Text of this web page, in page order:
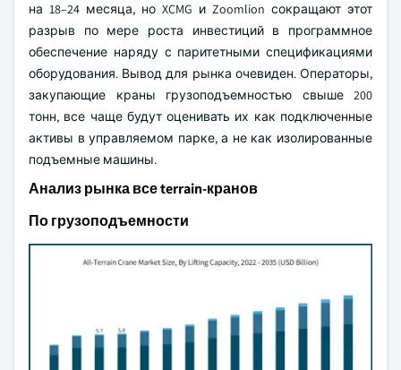
на 18–24 месяца, но XCMG и Zoomlion сокращают этот
разрыв по мере роста инвестиций в программное
обеспечение наряду с паритетными спецификациями
оборудования. Вывод для рынка очевиден. Операторы,
закупающие краны грузоподъемностью свыше 200
тонн, все чаще будут оценивать их как подключенные
активы в управляемом парке, а не как изолированные
подъемные машины.
Анализ рынка все terrain-кранов
По грузоподъемности